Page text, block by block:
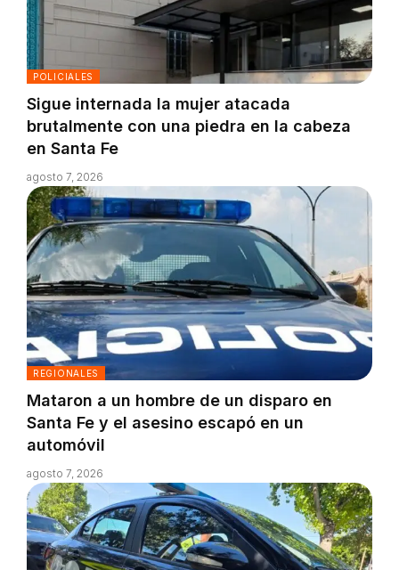
POLICIALES
Sigue internada la mujer atacada
brutalmente con una piedra en la cabeza
en Santa Fe
agosto 7, 2026
REGIONALES
Mataron a un hombre de un disparo en
Santa Fe y el asesino escapó en un
automóvil
agosto 7, 2026